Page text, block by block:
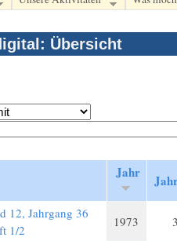
Übersicht
Jahr
12, Jahrgang 36
1/2
1973